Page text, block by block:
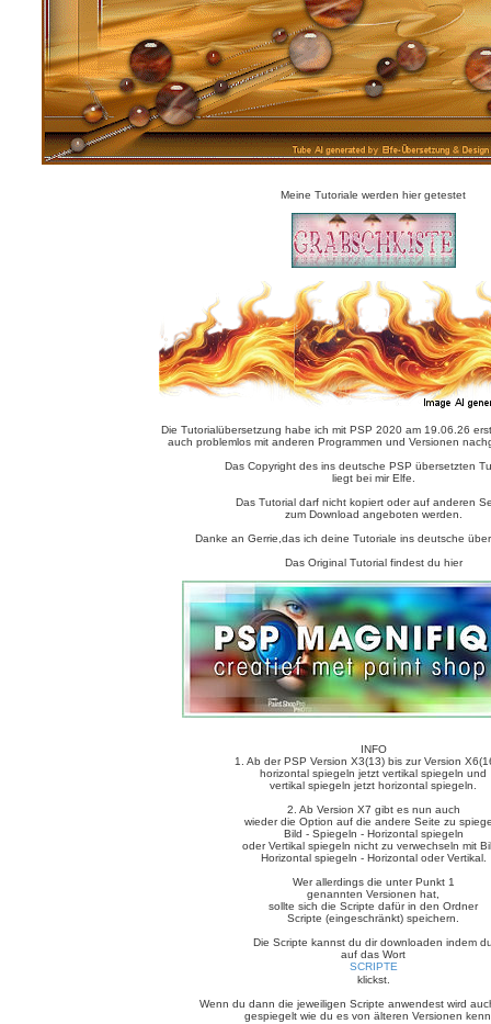
Meine Tutoriale werden hier getestet
Die Tutorialübersetzung habe ich mit PSP 2020 am 19.06.26
auch problemlos mit anderen Programmen und Versionen
Das Copyright des ins deutsche PSP übersetzten
liegt bei mir Elfe.
Das Tutorial darf nicht kopiert oder auf anderen
zum Download angeboten werden.
Danke an Gerrie,das ich deine Tutoriale ins deutsche
Das Original Tutorial findest du hier
INFO
1. Ab der PSP Version X3(13) bis zur Version
horizontal spiegeln jetzt vertikal spiegeln und
vertikal spiegeln jetzt horizontal spiegeln.
2. Ab Version X7 gibt es nun auch
wieder die Option auf die andere Seite zu
Bild - Spiegeln - Horizontal spiegeln
oder Vertikal spiegeln nicht zu verwechseln mit
Horizontal spiegeln - Horizontal oder Vertikal.
Wer allerdings die unter Punkt 1
genannten Versionen hat,
sollte sich die Scripte dafür in den Ordner
Scripte (eingeschränkt) speichern.
Die Scripte kannst du dir downloaden indem
auf das Wort
SCRIPTE
klickst.
Wenn du dann die jeweiligen Scripte anwendest wird
gespiegelt wie du es von älteren Versionen